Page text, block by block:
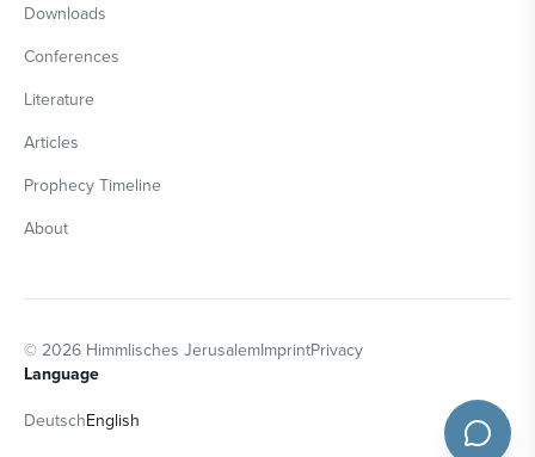
Downloads
Conferences
Literature
Articles
Prophecy Timeline
About
© 2026 Himmlisches JerusalemImprintPrivacy
Language
DeutschEnglish